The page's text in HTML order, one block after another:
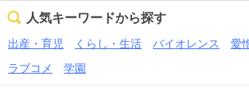
人気キーワードから探す
出産・育児 くらし・生活 バイオレンス 愛
ラブコメ
学園